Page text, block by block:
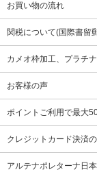
お買い物の流れ
関税について(国際書留
カメオ枠加工、プラチ
お客様の声
ポイントご利用で最大
クレジットカード決済
アルテナポレターナ日